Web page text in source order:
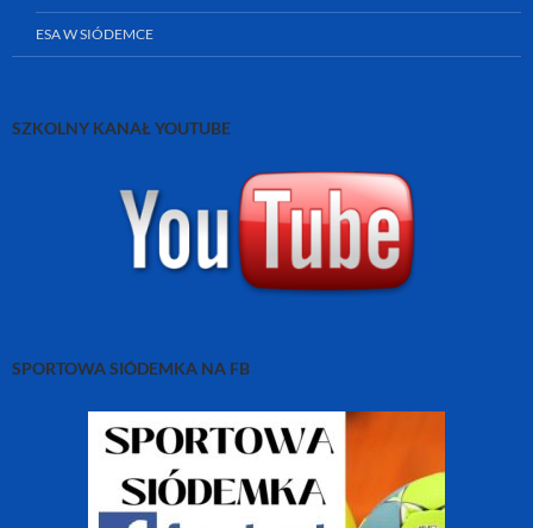
ESA W SIÓDEMCE
SZKOLNY KANAŁ YOUTUBE
SPORTOWA SIÓDEMKA NA FB